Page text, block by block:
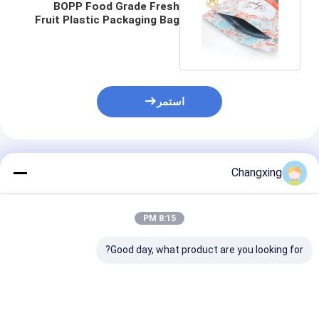
BOPP Food Grade Fresh
Fruit Plastic Packaging Bag
استمر
المنتجات الموصى بها
Changxing
8:15 PM
Good day, what product are you looking for?